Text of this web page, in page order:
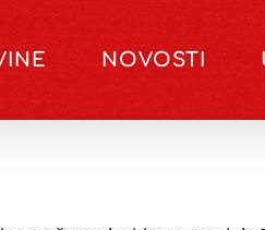
NOVOSTI